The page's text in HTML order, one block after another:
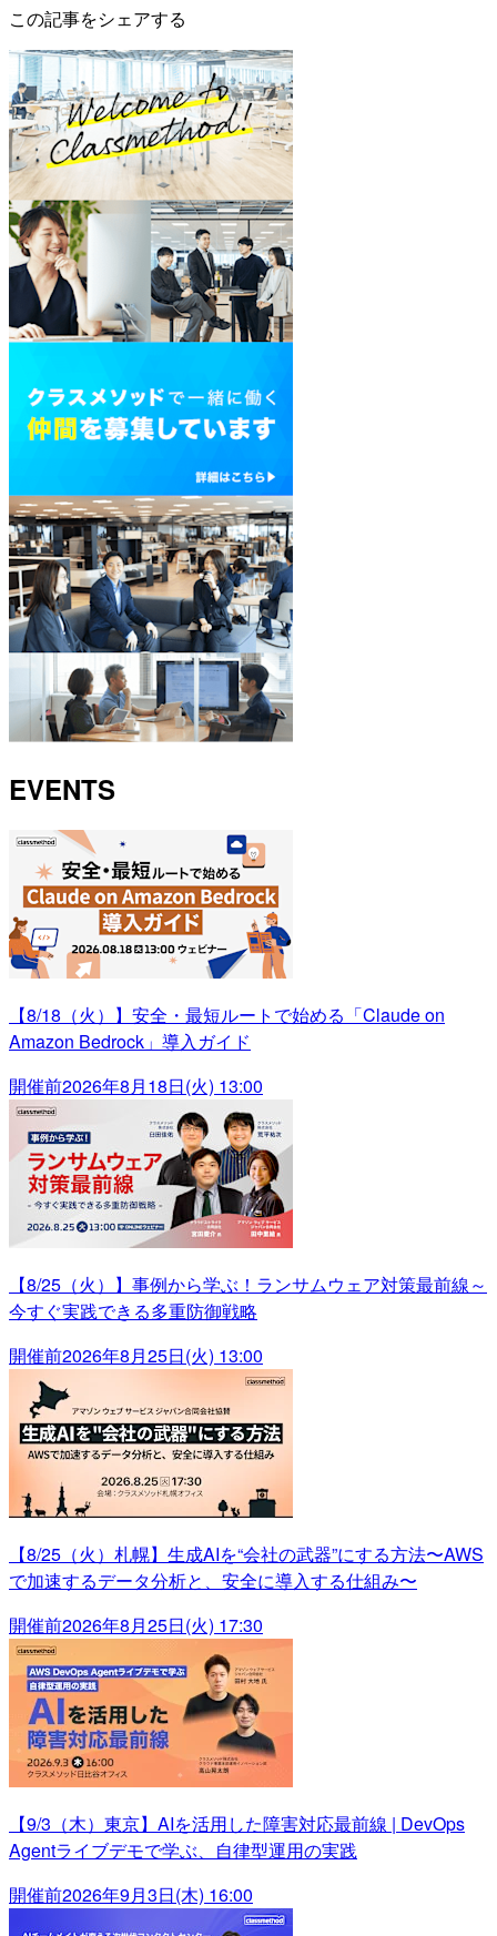
この記事をシェアする
EVENTS
【8/18（火）】安全・最短ルートで始める「Claude on
Amazon Bedrock」導入ガイド
開催前2026年8月18日(火) 13:00
【8/25（火）】事例から学ぶ！ランサムウェア対策最前線～
今すぐ実践できる多重防御戦略
開催前2026年8月25日(火) 13:00
【8/25（火）札幌】生成AIを“会社の武器”にする方法〜AWS
で加速するデータ分析と、安全に導入する仕組み〜
開催前2026年8月25日(火) 17:30
【9/3（木）東京】AIを活用した障害対応最前線 | DevOps
Agentライブデモで学ぶ、自律型運用の実践
開催前2026年9月3日(木) 16:00